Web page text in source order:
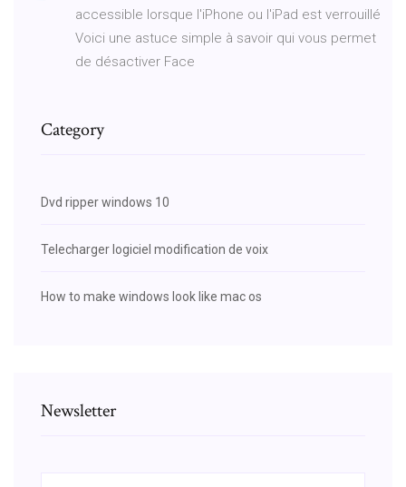
accessible lorsque l'iPhone ou l'iPad est verrouillé
Voici une astuce simple à savoir qui vous permet
de désactiver Face
Category
Dvd ripper windows 10
Telecharger logiciel modification de voix
How to make windows look like mac os
Newsletter